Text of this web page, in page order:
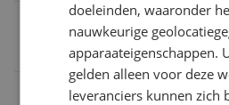
Type dakdrager
Dakdragers
Taal handleiding
doeleinden, waaronder
nauwkeurige
apparaateigenschappen.
gelden alleen voor deze
leveranciers kunnen zich